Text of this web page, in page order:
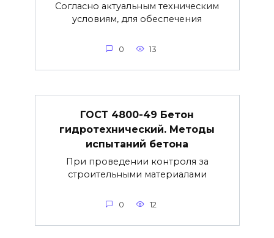
Согласно актуальным техническим
условиям, для обеспечения
0 13
ГОСТ 4800-49 Бетон
гидротехнический. Методы
испытаний бетона
При проведении контроля за
строительными материалами
0 12